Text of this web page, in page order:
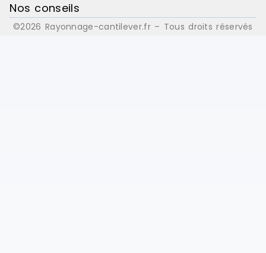
Nos conseils
©2026 Rayonnage-cantilever.fr – Tous droits réservés